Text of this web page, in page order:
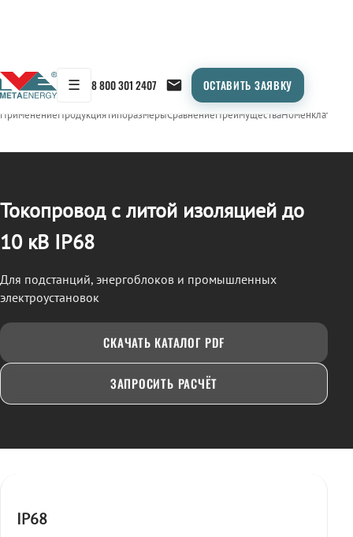
☰ 8 800 301 2407 ОСТАВИТЬ ЗАЯВКУ
← Продукция/ТОКОПРОВОД
ПрименениеПродукцияТипоразмерыСравнениеПреимуществаНоменклатура
Токопровод с литой изоляцией до
10 кВ IP68
Для подстанций, энергоблоков и промышленных
электроустановок
СКАЧАТЬ КАТАЛОГ PDF
ЗАПРОСИТЬ РАСЧЁТ
IP68